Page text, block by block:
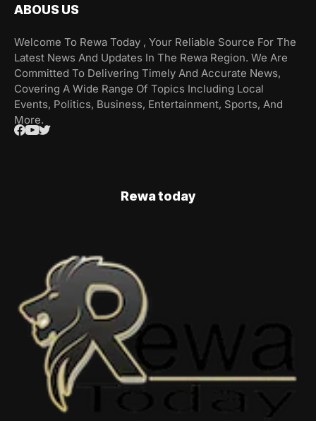
ABOUS US
Welcome To Rewa Today , Your Reliable Source For The
Latest News And Updates In The Rewa Region. We Are
Committed To Delivering Timely And Accurate News,
Covering A Wide Range Of Topics Including Local
Events, Politics, Business, Entertainment, Sports, And
More.
Rewa today